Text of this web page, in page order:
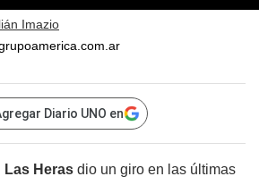
Imazio
Diario UNO en
Las Heras dio un giro en las últimas